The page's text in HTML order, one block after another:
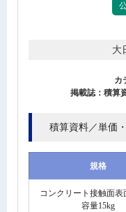
大
カ
掲載誌：積算
積算資料／単価
規格
コンクリート接触面表
容量15kg